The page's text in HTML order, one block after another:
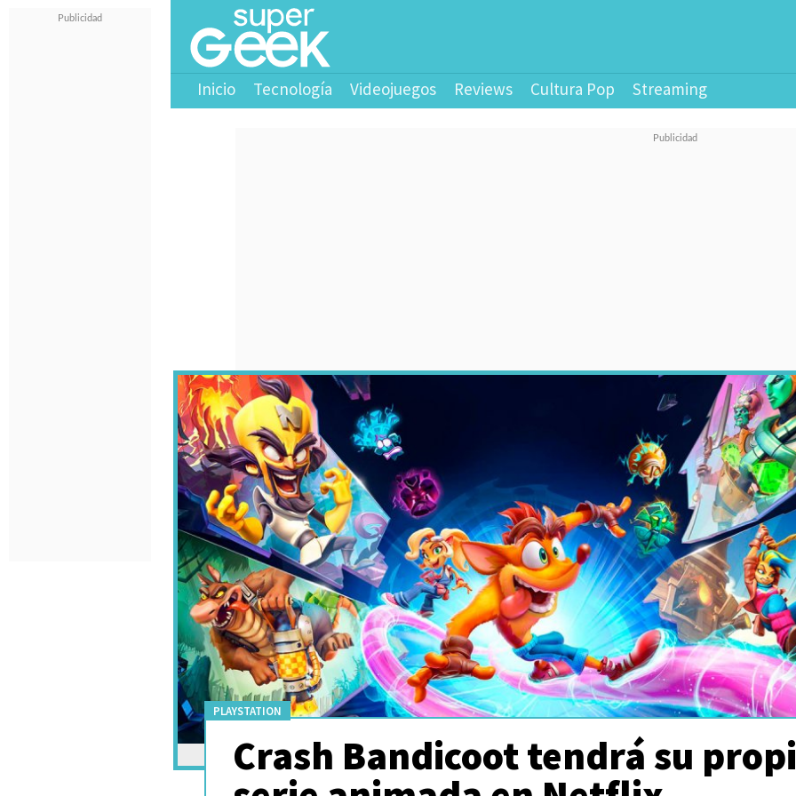
Inicio Tecnología Videojuegos Reviews Cultura Pop Streaming
PLAYSTATION
Crash Bandicoot tendrá su